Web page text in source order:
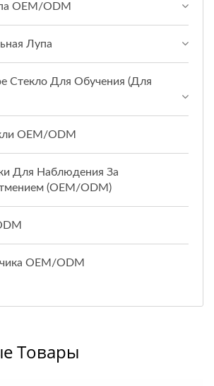
OEM/ODM
Лупа
Стекло Для Обучения (для
OEM/ODM
Для Наблюдения За
(OEM/ODM)
OEM/ODM
Товары